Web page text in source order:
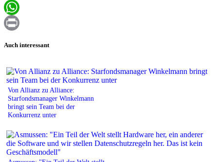
Email
WhatsApp
Auch interessant
Von Allianz zu Alliance:
Starfondsmanager Winkelmann
bringt sein Team bei der
Konkurrenz unter